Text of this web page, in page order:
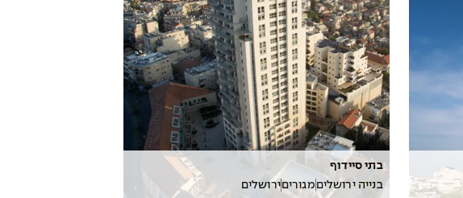
בתי סיידוף
בנייה ירושלים מגוריםירושלים